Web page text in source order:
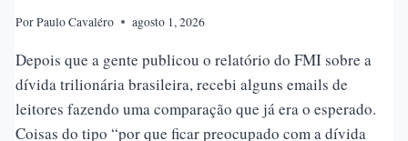
PorPaulo Cavaléro agosto 1, 2026
Depois que a gente publicou o relatório do FMI sobre a
dívida trilionária brasileira, recebi alguns emails de
leitores fazendo uma comparação que já era o esperado.
Coisas do tipo “por que ficar preocupado com a dívida